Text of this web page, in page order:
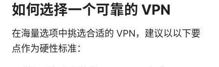
如何选择一个可靠的 VPN
在海量选项中挑选合适的 VPN，建议以以下要
点作为硬性标准：